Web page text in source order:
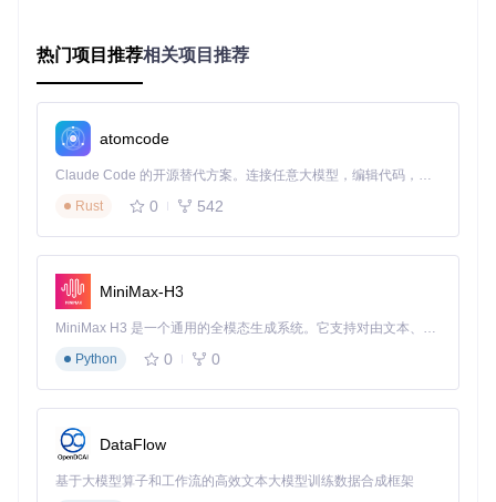
不是单独的视频页面链接。
视频：
件名]”替换为你想要保存的视频名称。
🔍第三步：查看下载结果
视频。下载完成后，你可以在当前目录下找到保存的MP4视频
文件。如果下载失败，请检查链接是否正确，或者尝试更新工
常见场景应用：让工具为你服务
内容创作者的素材管理
热门项目推荐相关项目推荐
atomcode
Claude Code 的开源替代方案。连接任意大模型，编辑代码，运行命令，自动验证 — 全自动执行。用 Rust 构建，极致性能。 ｜ An open-source alternative to Claude Code. Connect any LLM, edit code, run commands, and verify changes — autonomously. Built in Rust for speed. Get Started
Rust
0 542
MiniMax-H3
MiniMax H3 是一个通用的全模态生成系统。它支持对由文本、图像、视频和音频组成的多模态上下文进行统一理解，并能生成分辨率高达 2K、时长可达 15 秒的带原生立体声音频的视频。得益于面向任务泛化的系统设计，H3 在预训练阶段就已具备广泛的多模态上下文理解与生成能力，能够出色地执行复杂的多模态指令。
Python
0 0
DataFlow
基于大模型算子和工作流的高效文本大模型训练数据合成框架